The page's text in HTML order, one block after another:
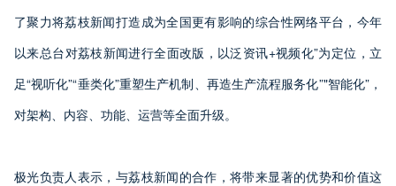
了聚力将荔枝新闻打造成为全国更有影响的综合性网络平台，今年
以来总台对荔枝新闻进行全面改版，以泛资讯+视频化”为定位，立
足“视听化”“垂类化”重塑生产机制、再造生产流程服务化”"智能化”，
对架构、内容、功能、运营等全面升级。
极光负责人表示，与荔枝新闻的合作，将带来显著的优势和价值这